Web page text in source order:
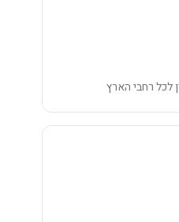
לכל רחבי הארץ